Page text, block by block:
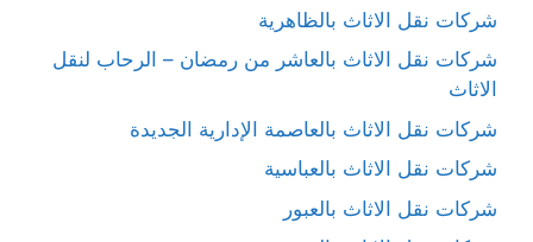
شركات نقل الاثاث بالظاهرية
شركات نقل الاثاث بالعاشر من رمضان – الرحاب لنقل
الاثاث
شركات نقل الاثاث بالعاصمة الإدارية الجديدة
شركات نقل الاثاث بالعباسية
شركات نقل الاثاث بالعبور